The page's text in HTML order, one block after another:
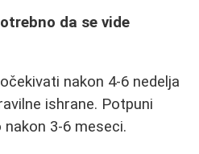
da se vide
nakon 4-6 nedelja
ishrane. Potpuni
3-6 meseci.